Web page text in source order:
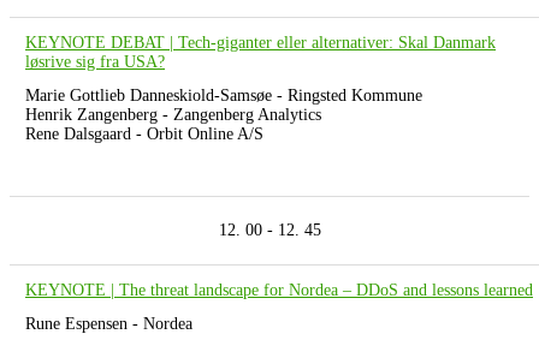
KEYNOTE DEBAT | Tech-giganter eller alternativer: Skal Danmark
løsrive sig fra USA?
Marie Gottlieb Danneskiold-Samsøe - Ringsted Kommune
Henrik Zangenberg - Zangenberg Analytics
Rene Dalsgaard - Orbit Online A/S
12. 00 - 12. 45
KEYNOTE | The threat landscape for Nordea – DDoS and lessons learned
Rune Espensen - Nordea